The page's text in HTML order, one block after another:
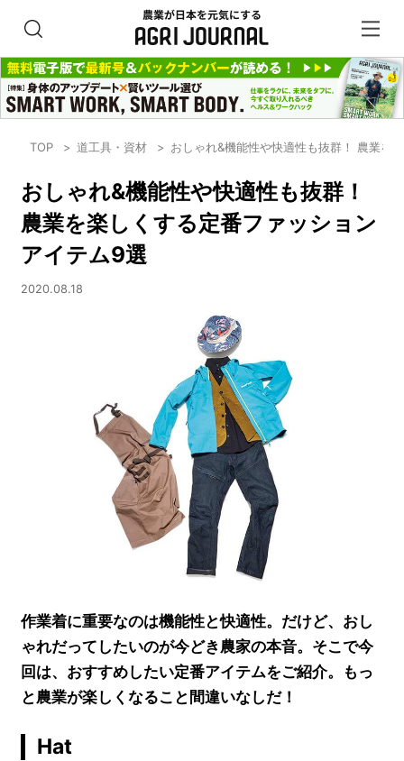
TOP 道工具・資材 おしゃれ&機能性や快適性も抜群！ 農業を
おしゃれ&機能性や快適性も抜群！
農業を楽しくする定番ファッション
アイテム9選
2020.08.18
作業着に重要なのは機能性と快適性。だけど、おし
ゃれだってしたいのが今どき農家の本音。そこで今
回は、おすすめしたい定番アイテムをご紹介。もっ
と農業が楽しくなること間違いなしだ！
Hat